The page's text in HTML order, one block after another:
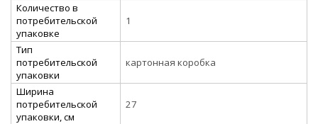
Количество в
потребительской
упаковке
1
Тип
потребительской
упаковки
картонная коробка
Ширина
потребительской
упаковки, см
27